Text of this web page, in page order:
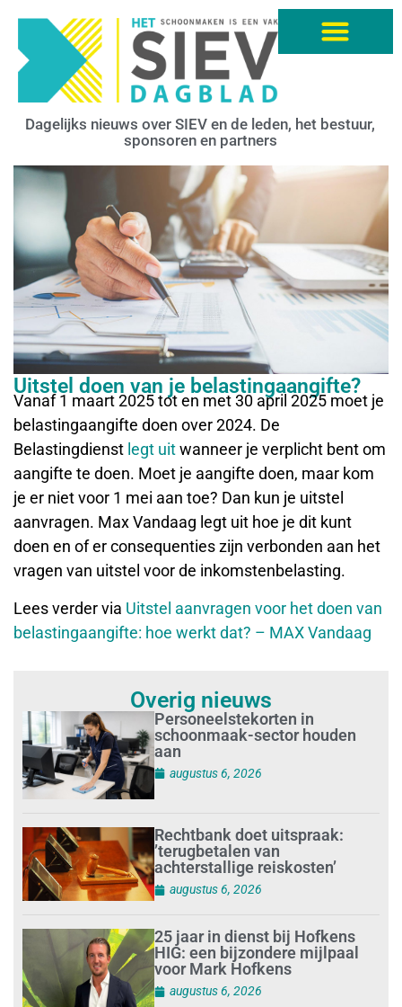
Dagelijks nieuws over SIEV en de leden, het bestuur,
sponsoren en partners
Uitstel doen van je belastingaangifte?
Vanaf 1 maart 2025 tot en met 30 april 2025 moet je
belastingaangifte doen over 2024. De
Belastingdienst legt uitwanneer je verplicht bent om
aangifte te doen. Moet je aangifte doen, maar kom
je er niet voor 1 mei aan toe? Dan kun je uitstel
aanvragen. Max Vandaag legt uit hoe je dit kunt
doen en of er consequenties zijn verbonden aan het
vragen van uitstel voor de inkomstenbelasting.
Lees verder via Uitstel aanvragen voor het doen van
belastingaangifte: hoe werkt dat? – MAX Vandaag
Overig nieuws
Personeelstekorten in
schoonmaak-sector houden
aan
augustus 6, 2026
Rechtbank doet uitspraak:
’terugbetalen van
achterstallige reiskosten’
augustus 6, 2026
25 jaar in dienst bij Hofkens
HIG: een bijzondere mijlpaal
voor Mark Hofkens
augustus 6, 2026